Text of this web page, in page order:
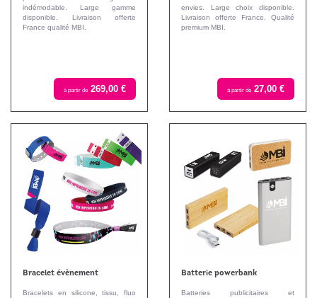
indémodable. Large gamme
disponible. Livraison offerte
France qualité MBI.
à partir de 269,00 €
envies. Large choix disponible.
Livraison offerte France. Qualité
premium MBI.
à partir de 27,00 €
Bracelet évènement
Bracelets en silicone, tissu, fluo
Batterie powerbank
Batteries publicitaires et